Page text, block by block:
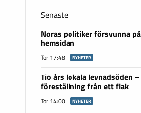
Senaste
Noras politiker försvunna på
hemsidan
Tor 17:48 NYHETER
Tio års lokala levnadsöden –
föreställning från ett flak
Tor 14:00 NYHETER